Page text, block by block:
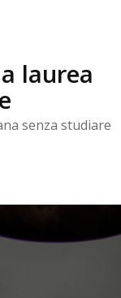
laurea
senza studiare